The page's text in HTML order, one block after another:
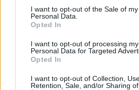
I want to opt-out of the Sale of my
Personal Data.
Opted In
I want to opt-out of processing my
Personal Data for Targeted
Opted In
I want to opt-out of Collection,
Retention, Sale, and/or Sharing
εκδηλώσεις “Πολιτιστικό
Γη - Πολιτισμός- Τουρισμός”
Δήμος Ανωγείων: Ένταξη έργου
Στρατηγικό Σχέδιο ΚΑΠ 2023–2027